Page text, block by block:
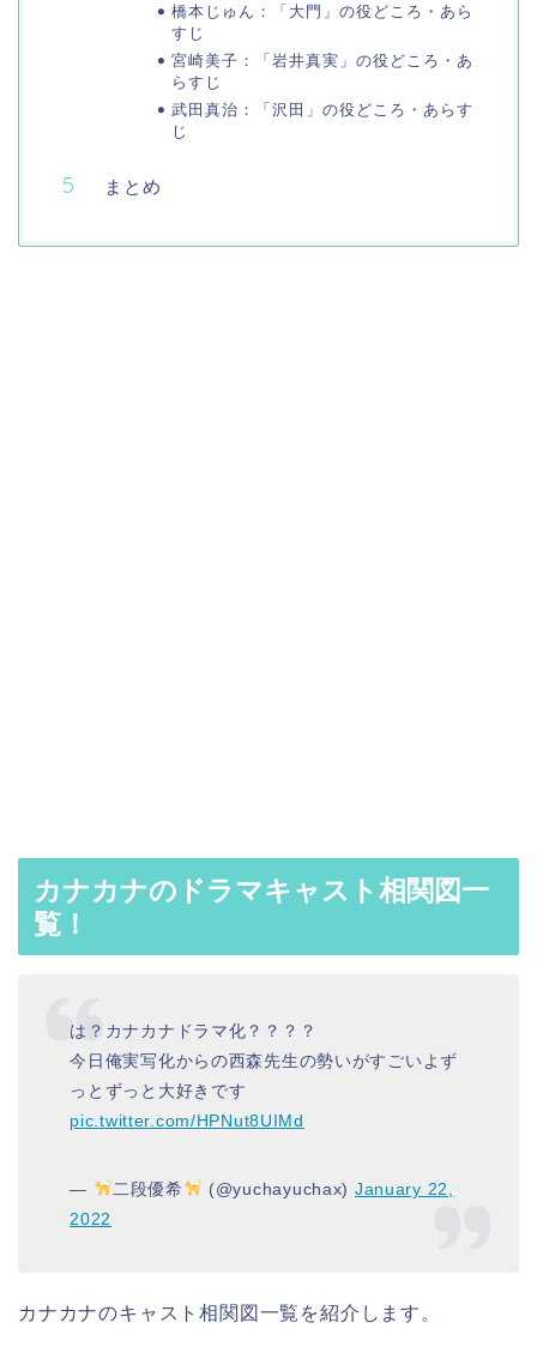
橋本じゅん：「大門」の役どころ・あら
すじ
宮崎美子：「岩井真実」の役どころ・あ
らすじ
武田真治：「沢田」の役どころ・あらす
じ
まとめ
カナカナのドラマキャスト相関図一
覧！
は？カナカナドラマ化？？？？
今日俺実写化からの西森先生の勢いがすごいよず
っとずっと大好きです
pic.twitter.com/HPNut8UIMd
— 二段優希 (@yuchayuchax) January 22,
2022
カナカナのキャスト相関図一覧を紹介します。